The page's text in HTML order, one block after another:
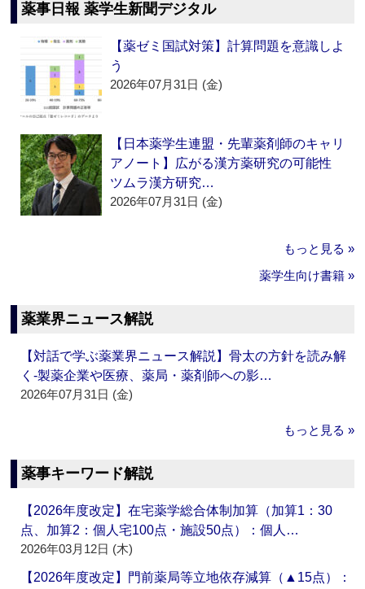
薬事日報 薬学生新聞デジタル
【薬ゼミ国試対策】計算問題を意識しよ
う
2026年07月31日 (金)
【日本薬学生連盟・先輩薬剤師のキャリ
アノート】広がる漢方薬研究の可能性
ツムラ漢方研究…
2026年07月31日 (金)
もっと見る »
薬学生向け書籍 »
薬業界ニュース解説
【対話で学ぶ薬業界ニュース解説】骨太の方針を読み解
く‐製薬企業や医療、薬局・薬剤師への影…
2026年07月31日 (金)
もっと見る »
薬事キーワード解説
【2026年度改定】在宅薬学総合体制加算（加算1：30
点、加算2：個人宅100点・施設50点）：個人…
2026年03月12日 (木)
【2026年度改定】門前薬局等立地依存減算（▲15点）：